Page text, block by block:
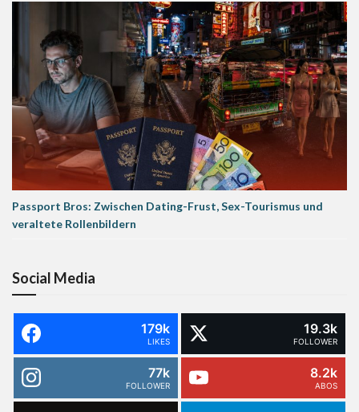
Passport Bros: Zwischen Dating-Frust, Sex-Tourismus und
veraltete Rollenbildern
Social Media
179k
LIKES
19.3k
FOLLOWER
77k
FOLLOWER
8.2k
ABOS